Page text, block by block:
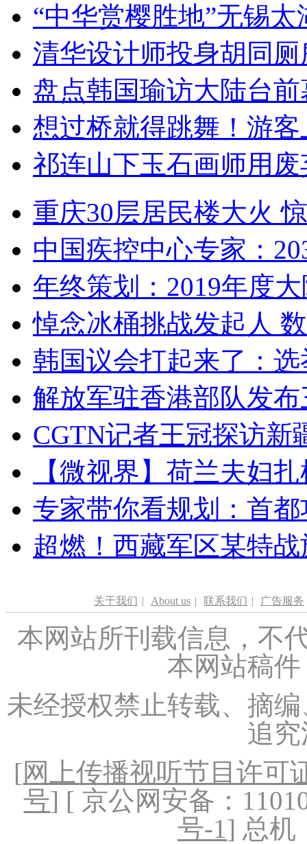
“中华赏樱胜地”无锡
清华设计师投身胡同
盘点韩国瑜访大陆台
想过桥就得跳舞！游客
祁连山下玉石画师用
重庆30层居民楼大火
中国疾控中心专家：
年终策划：2019年度
悼念冰桶挑战发起人
韩国议会打起来了：
解放军驻香港部队发
CGTN记者王冠探访新
【微视界】荷兰夫妇
专家带你看规划：首
超燃！西藏军区某特
关于我们 | About us | 联系我们 | 广告服务
本网站所刊载信息，不
本网站稿
未经授权禁止转载、摘
追
[网上传播视听节目许可
号] [ 京公网安备：
号-1] 总机